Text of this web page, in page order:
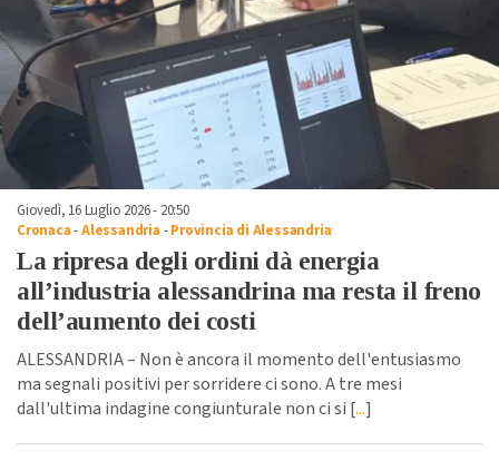
Giovedì, 16 Luglio 2026 - 20:50
Cronaca-Alessandria -Provincia di Alessandria
La ripresa degli ordini dà energia
all’industria alessandrina ma resta il freno
dell’aumento dei costi
ALESSANDRIA – Non è ancora il momento dell'entusiasmo
ma segnali positivi per sorridere ci sono. A tre mesi
dall'ultima indagine congiunturale non ci si [...]